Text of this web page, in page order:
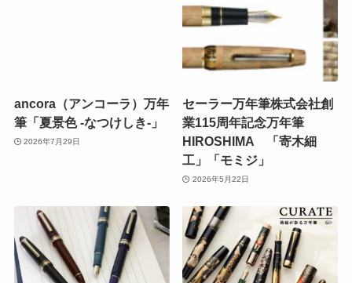
ancora（アンコーラ）万年
筆「夏景色 -なつけしき-」
2026年7月29日
セーラー万年筆株式会社創
業115周年記念万年筆
HIROSHIMA 「寄木細
工」「モミジ」
2026年5月22日